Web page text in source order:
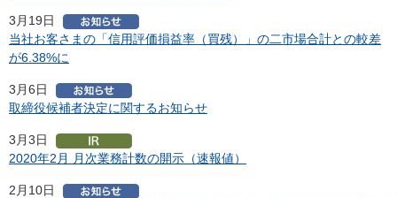
3月19日
当社お客さまの「信用評価損益率（買残）」の二市場合計との較差
が6.38%に
3月6日
取締役候補者決定に関するお知らせ
3月3日
2020年2月 月次業務計数の開示（速報値）
2月10日